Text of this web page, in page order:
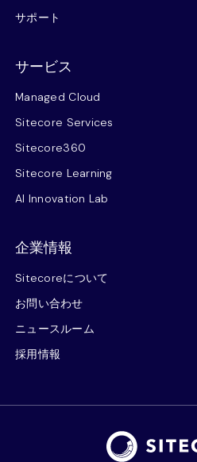
サポート
サービス
Managed Cloud
Sitecore Services
Sitecore360
Sitecore Learning
AI Innovation Lab
企業情報
Sitecoreについて
お問い合わせ
ニュースルーム
採用情報